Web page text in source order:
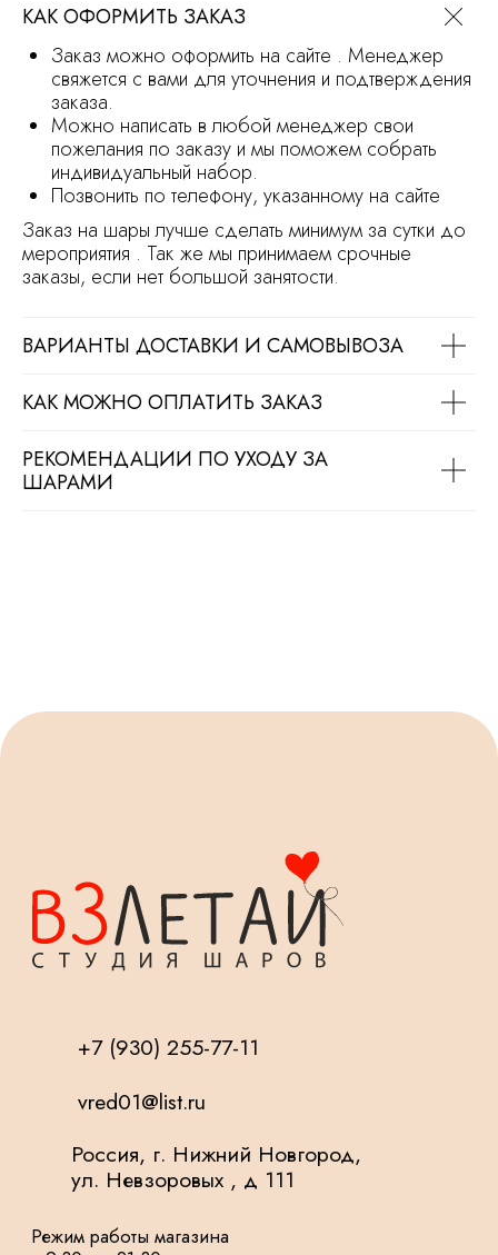
КАК ОФОРМИТЬ ЗАКАЗ
Заказ можно оформить на сайте . Менеджер
свяжется с вами для уточнения и подтверждения
заказа.
Можно написать в любой менеджер свои
пожелания по заказу и мы поможем собрать
индивидуальный набор.
Позвонить по телефону, указанному на сайте
Заказ на шары лучше сделать минимум за сутки до
мероприятия . Так же мы принимаем срочные
заказы, если нет большой занятости.
ВАРИАНТЫ ДОСТАВКИ И САМОВЫВОЗА
КАК МОЖНО ОПЛАТИТЬ ЗАКАЗ
РЕКОМЕНДАЦИИ ПО УХОДУ ЗА
ШАРАМИ